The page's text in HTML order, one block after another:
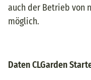
auch der Betrieb von
möglich.
Daten CLGarden